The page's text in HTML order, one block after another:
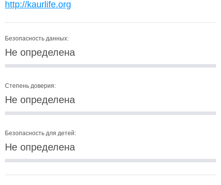
http://kaurlife.org
Безопасность данных:
Не определена
Степень доверия:
Не определена
Безопасность для детей:
Не определена